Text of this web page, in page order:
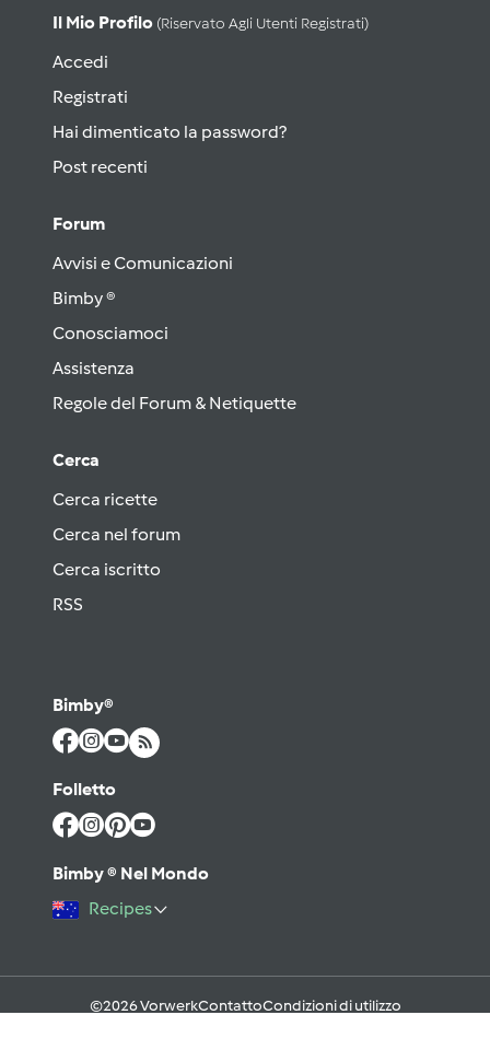
Il Mio Profilo (riservato Agli Utenti Registrati)
Accedi
Registrati
Hai dimenticato la password?
Post recenti
Forum
Avvisi e Comunicazioni
Bimby ®
Conosciamoci
Assistenza
Regole del Forum & Netiquette
Cerca
Cerca ricette
Cerca nel forum
Cerca iscritto
RSS
Bimby®
Folletto
Bimby ® Nel Mondo
Recipes
©2026 VorwerkContattoCondizioni di utilizzo